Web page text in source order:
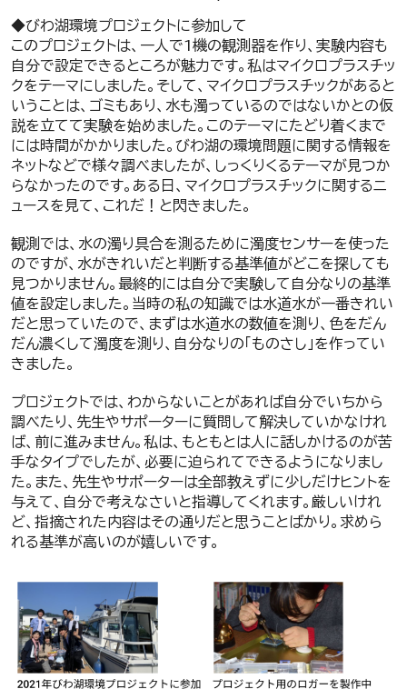
◆びわ湖環境プロジェクトに参加して
このプロジェクトは、一人で1機の観測器を作り、実験内容も
自分で設定できるところが魅力です。私はマイクロプラスチッ
クをテーマにしました。そして、マイクロプラスチックがあると
いうことは、ゴミもあり、水も濁っているのではないかとの仮
説を立てて実験を始めました。このテーマにたどり着くまで
には時間がかかりました。びわ湖の環境問題に関する情報を
ネットなどで様々調べましたが、しっくりくるテーマが見つか
らなかったのです。ある日、マイクロプラスチックに関するニ
ュースを見て、これだ！と閃きました。
観測では、水の濁り具合を測るために濁度センサーを使った
のですが、水がきれいだと判断する基準値がどこを探しても
見つかりません。最終的には自分で実験して自分なりの基準
値を設定しました。当時の私の知識では水道水が一番きれい
だと思っていたので、まずは水道水の数値を測り、色をだん
だん濃くして濁度を測り、自分なりの「ものさし」を作ってい
きました。
プロジェクトでは、わからないことがあれば自分でいちから
調べたり、先生やサポーターに質問して解決していかなけれ
ば、前に進みません。私は、もともとは人に話しかけるのが苦
手なタイプでしたが、必要に迫られてできるようになりまし
た。また、先生やサポーターは全部教えずに少しだけヒントを
与えて、自分で考えなさいと指導してくれます。厳しいけれ
ど、指摘された内容はその通りだと思うことばかり。求めら
れる基準が高いのが嬉しいです。